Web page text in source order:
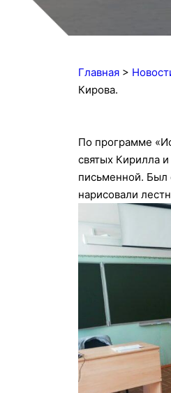
Главная >
Кирова.
По программе
святых Кирилла
письменной. Был
нарисовали